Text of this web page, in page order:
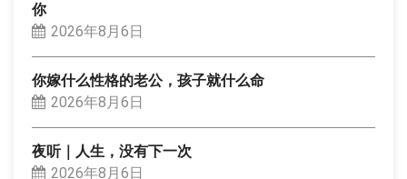
你
2026年8月6日
你嫁什么性格的老公，孩子就什么命
2026年8月6日
夜听｜人生，没有下一次
2026年8月6日